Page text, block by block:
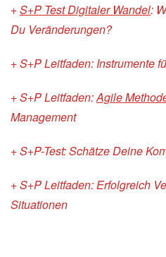
+S+P Test Digitaler Wandel:
Du Veränderungen?
+ S+P Leitfaden: Instrumente
+ S+P Leitfaden:Agile
Management
+ S+P-Test: Schätze Deine
+ S+P Leitfaden: Erfolgreich
Situationen